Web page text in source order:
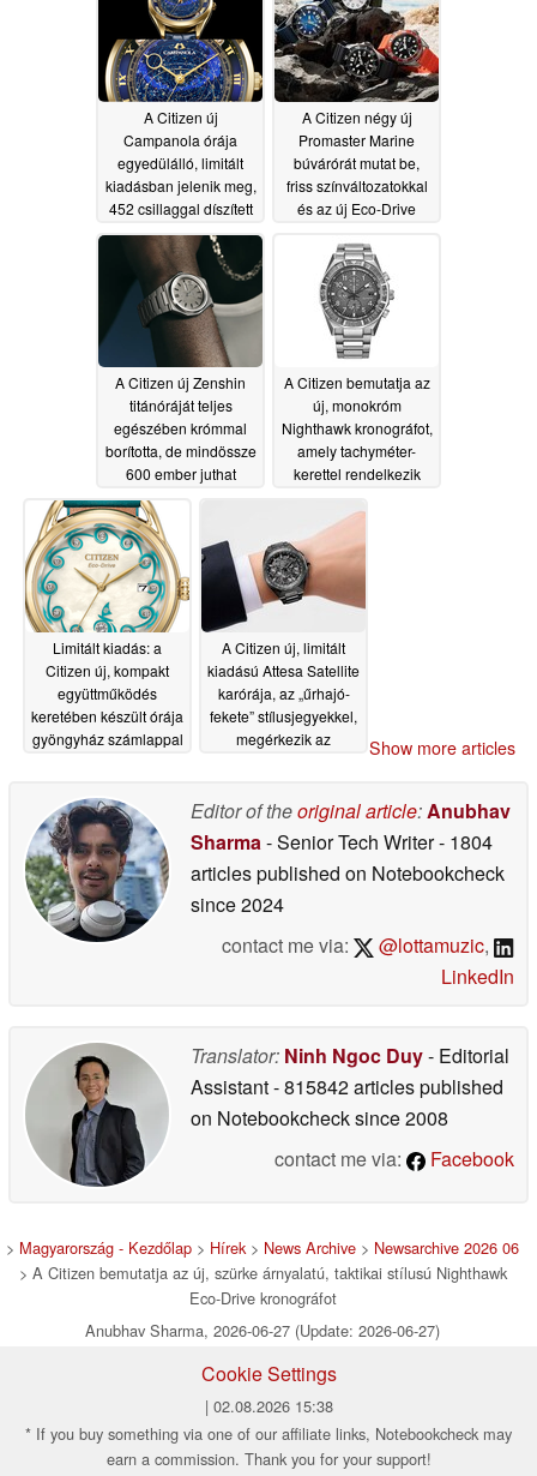
A Citizen új
Campanola órája
egyedülálló, limitált
kiadásban jelenik meg,
452 csillaggal díszített
forgó számlappal
07/01/2026
A Citizen négy új
Promaster Marine
búvárórát mutat be,
friss színváltozatokkal
és az új Eco-Drive
07/01/2026
A Citizen új Zenshin
titánóráját teljes
egészében krómmal
borította, de mindössze
600 ember juthat
hozzá
A Citizen bemutatja az
új, monokróm
Nighthawk kronográfot,
amely tachyméter-
kerettel rendelkezik
Limitált kiadás: a
Citizen új, kompakt
együttműködés
keretében készült órája
gyöngyház számlappal
meg06/16/2026
A Citizen új, limitált
kiadású Attesa Satellite
karórája, az „űrhajó-
fekete” stílusjegyekkel,
megérkezik az
Királyságba 06/12/2026
Show more articles
Editor of theoriginal article:Anubhav
Sharma- Senior Tech Writer- 1804
articles published on Notebookcheck
since 2024
contact me via:
@lottamuzic,
LinkedIn
Translator: Ninh Ngoc Duy- Editorial
Assistant- 815842 articles published
on Notebookchecksince 2008
contact me via:
Facebook
> Magyarország - Kezdőlap > Hírek> News Archive > Newsarchive 2026 06
> A Citizen bemutatja az új, szürke árnyalatú, taktikai stílusú Nighthawk
Eco-Drive kronográfot
Anubhav Sharma, 2026-06-27 (Update: 2026-06-27)
Cookie Settings
| 02.08.2026 15:38
* If you buy something via one of our affiliate links, Notebookcheck may
earn a commission. Thank you for your support!